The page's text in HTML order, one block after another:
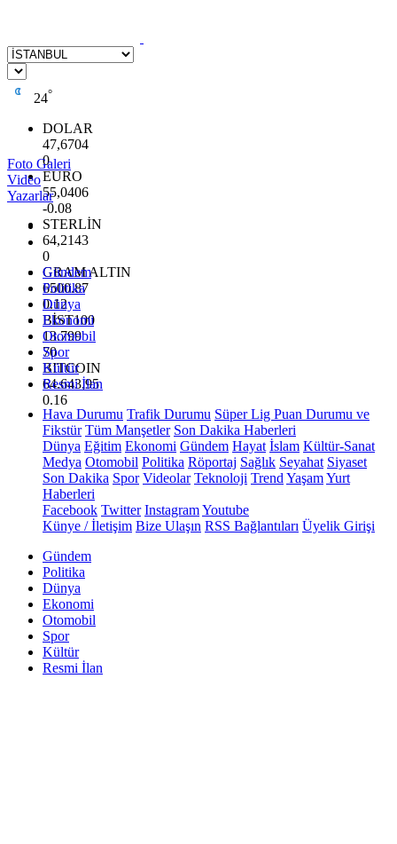
24°
DOLAR
47,6704
0
EURO
55,0406
-0.08
STERLİN
64,2143
0
GRAM ALTIN
6500.87
0.12
BİST100
13.799
70
BITCOIN
64.643,95
0.16
Foto Galeri
Video
Yazarlar
Gündem
Politika
Dünya
Ekonomi
Otomobil
Spor
Kültür
Resmi İlan
Hava Durumu Trafik Durumu Süper Lig Puan Durumu ve
Fikstür Tüm Manşetler Son Dakika Haberleri
Dünya Eğitim Ekonomi Gündem Hayat İslam Kültür-Sanat
Medya Otomobil Politika Röportaj Sağlık Seyahat Siyaset
Son Dakika Spor Videolar Teknoloji Trend YaşamYurt
Haberleri
Facebook Twitter InstagramYoutube
Künye / İletişim Bize Ulaşın RSS Bağlantıları Üyelik Girişi
Gündem
Politika
Dünya
Ekonomi
Otomobil
Spor
Kültür
Resmi İlan